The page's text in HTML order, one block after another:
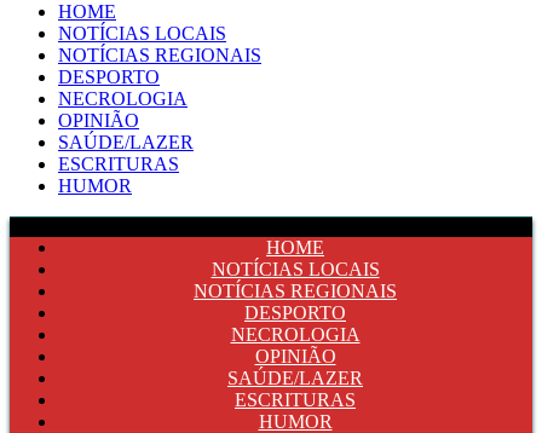
HOME
NOTÍCIAS LOCAIS
NOTÍCIAS REGIONAIS
DESPORTO
NECROLOGIA
OPINIÃO
SAÚDE/LAZER
ESCRITURAS
HUMOR
HOME
NOTÍCIAS LOCAIS
NOTÍCIAS REGIONAIS
DESPORTO
NECROLOGIA
OPINIÃO
SAÚDE/LAZER
ESCRITURAS
HUMOR